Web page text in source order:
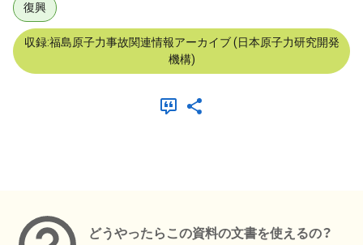
復興
収録:福島原子力事故関連情報アーカイブ (日本原子力研究開発
機構)
どうやったらこの資料の文書を使えるの？